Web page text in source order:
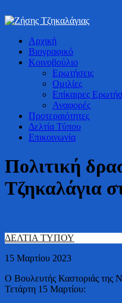
Ζήσης
Bουλευτής Ν. Καστοριάς
Αρχική
Βιογραφικό
Κοινοβούλιο
Ερωτήσεις
Ομιλίες
Επίκαιρες
Αναφορές
Προτεραιότητες
Δελτία Τύπου
Επικοινωνία
Πολιτική
Τζηκαλάγια
ΔΕΛΤΙΑ ΤΥΠΟΥ
15 Μαρτίου 2023
Ο Βουλευτής Καστοριάς της
Τετάρτη 15 Μαρτίου: